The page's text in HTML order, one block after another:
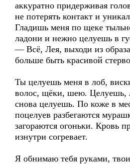
аккуратно придерживая
не потерять контакт и
Гладишь меня по щеке
ладони и нежно целуешь в
— Всё, Лея, выходи из
больше быть красивой
Ты целуешь меня в лоб,
волос, щёки, шею. Целуешь,
снова целуешь. По коже в
поцелуев разбегаются
загораются огоньки. Кровь
изнутри согревает.
Я обнимаю тебя руками,